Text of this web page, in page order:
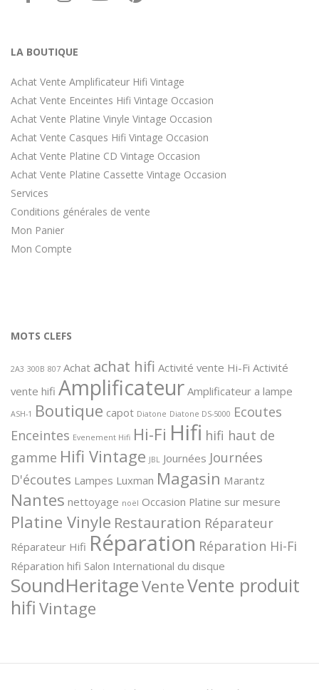
LA BOUTIQUE
Achat Vente Amplificateur Hifi Vintage
Achat Vente Enceintes Hifi Vintage Occasion
Achat Vente Platine Vinyle Vintage Occasion
Achat Vente Casques Hifi Vintage Occasion
Achat Vente Platine CD Vintage Occasion
Achat Vente Platine Cassette Vintage Occasion
Services
Conditions générales de vente
Mon Panier
Mon Compte
MOTS CLEFS
2A3 300B 807 Achat achat hifi Activité vente Hi-Fi Activité
vente hifi Amplificateur Amplificateur a lampe
ASH-1 Boutique capot Diatone Diatone DS-5000 Ecoutes
Enceintes Evenement Hifi Hi-Fi Hifi hifi haut de
gamme Hifi Vintage JBL Journées Journées
D'écoutes Lampes Luxman Magasin Marantz
Nantes nettoyage noël Occasion Platine sur mesure
Platine Vinyle Restauration Réparateur
Réparateur Hifi Réparation Réparation Hi-Fi
Réparation hifi Salon International du disque
SoundHeritageVenteVente produit
hifi Vintage